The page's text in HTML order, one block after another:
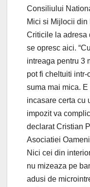
Consiliului
Mici si Mijlocii din
Criticile la adresa
se opresc aici.
intreaga pentru 3
pot fi cheltuiti intr-
suma mai mica.
incasare certa cu
impozit va
declarat Cristian
Asociatiei
Nici cei din
nu mizeaza pe
adusi de